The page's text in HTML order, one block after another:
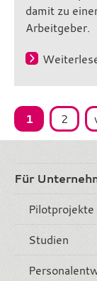
damit zu
Arbeitgeber.
1 2
Für
Pilotprojekte
Studien